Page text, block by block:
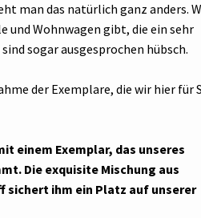
man das natürlich ganz anders.
und Wohnwagen gibt, die ein sehr
sogar ausgesprochen hübsch.
der Exemplare, die wir hier für
einem Exemplar, das unseres
Die exquisite Mischung aus
sichert ihm ein Platz auf unserer